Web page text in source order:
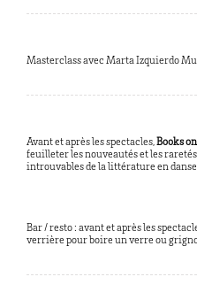
Masterclass avec Marta Izquierdo
Avant et après les spectacles,Books
feuilleter les nouveautés et les
introuvables de la littérature en
Bar / resto : avant et après les
verrière pour boire un verre ou